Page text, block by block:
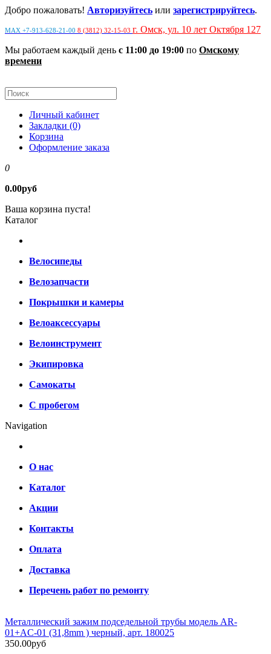
Добро пожаловать! Авторизуйтесь или зарегистрируйтесь.
MAX +7-913-628-21-00 8 (3812) 32-15-03 г. Омск, ул. 10 лет Октября 127
Мы работаем каждый день с 11:00 до 19:00 по Омскому
времени
Личный кабинет
Закладки (0)
Корзина
Оформление заказа
0
0.00руб
Ваша корзина пуста!
Каталог
Велосипеды
Велозапчасти
Покрышки и камеры
Велоаксессуары
Велоинструмент
Экипировка
Самокаты
С пробегом
Navigation
О нас
Каталог
Акции
Контакты
Оплата
Доставка
Перечень работ по ремонту
Металлический зажим подседельной трубы модель AR-
01+AC-01 (31,8mm ) черный, арт. 180025
350.00руб